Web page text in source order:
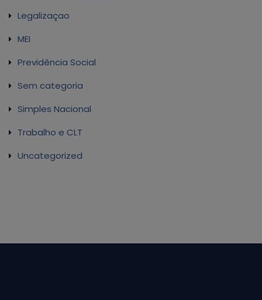
Legalizaçao
MEI
Previdência Social
Sem categoria
Simples Nacional
Trabalho e CLT
Uncategorized